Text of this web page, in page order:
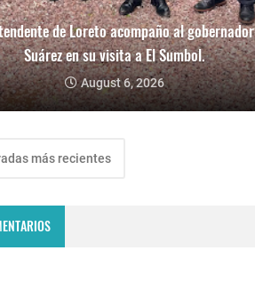
de Loreto acompaño al gobernador
Suárez en su visita a El Sumbol.
August 6, 2026
más recientes